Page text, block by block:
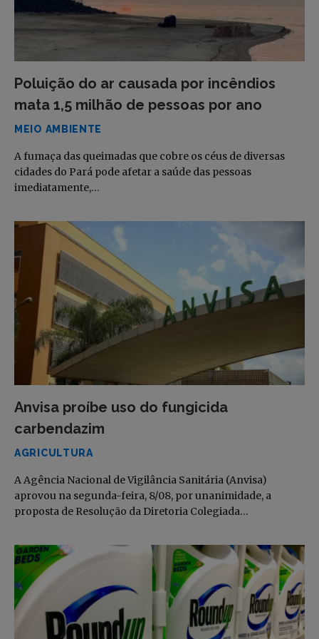
Poluição do ar causada por incêndios
mata 1,5 milhão de pessoas por ano
MEIO AMBIENTE
A fumaça das queimadas que cobre os céus de diversas
cidades do Pará pode afetar a saúde das pessoas
imediatamente,…
Anvisa proíbe uso do fungicida
carbendazim
AGRICULTURA
A Agência Nacional de Vigilância Sanitária (Anvisa)
aprovou na segunda-feira, 8/08, por unanimidade, a
proposta de Resolução da Diretoria Colegiada…